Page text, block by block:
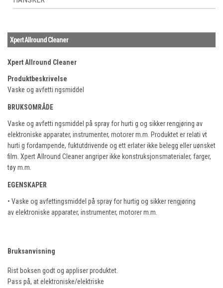
Xpert Allround Cleaner
Xpert Allround Cleaner
Produktbeskrivelse
Vaske og avfetti ngsmiddel
BRUKSOMRÅDE
Vaske og avfetti ngsmiddel på spray for hurti g og sikker rengjøring av
elektroniske apparater, instrumenter, motorer m.m. Produktet er relati vt
hurti g fordampende, fuktutdrivende og ett erlater ikke belegg eller uønsket
film. Xpert Allround Cleaner angriper ikke konstruksjonsmaterialer, farger,
tøy m.m.
EGENSKAPER
• Vaske og avfettingsmiddel på spray for hurtig og sikker rengjøring
av elektroniske apparater, instrumenter, motorer m.m.
Bruksanvisning
Rist boksen godt og appliser produktet.
Pass på, at elektroniske/elektriske